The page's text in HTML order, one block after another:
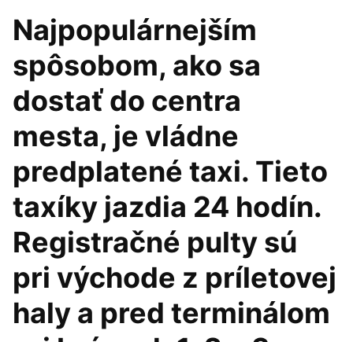
Najpopulárnejším
spôsobom, ako sa
dostať do centra
mesta, je vládne
predplatené taxi. Tieto
taxíky jazdia 24 hodín.
Registračné pulty sú
pri východe z príletovej
haly a pred terminálom